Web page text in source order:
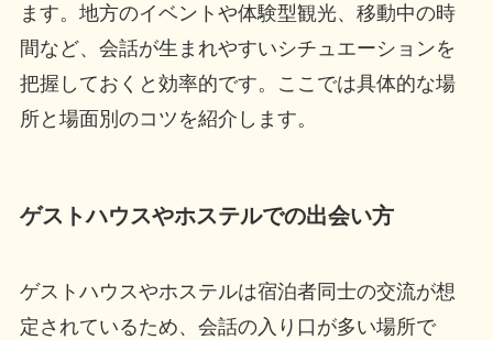
ます。地方のイベントや体験型観光、移動中の時
間など、会話が生まれやすいシチュエーションを
把握しておくと効率的です。ここでは具体的な場
所と場面別のコツを紹介します。
ゲストハウスやホステルでの出会い方
ゲストハウスやホステルは宿泊者同士の交流が想
定されているため、会話の入り口が多い場所で